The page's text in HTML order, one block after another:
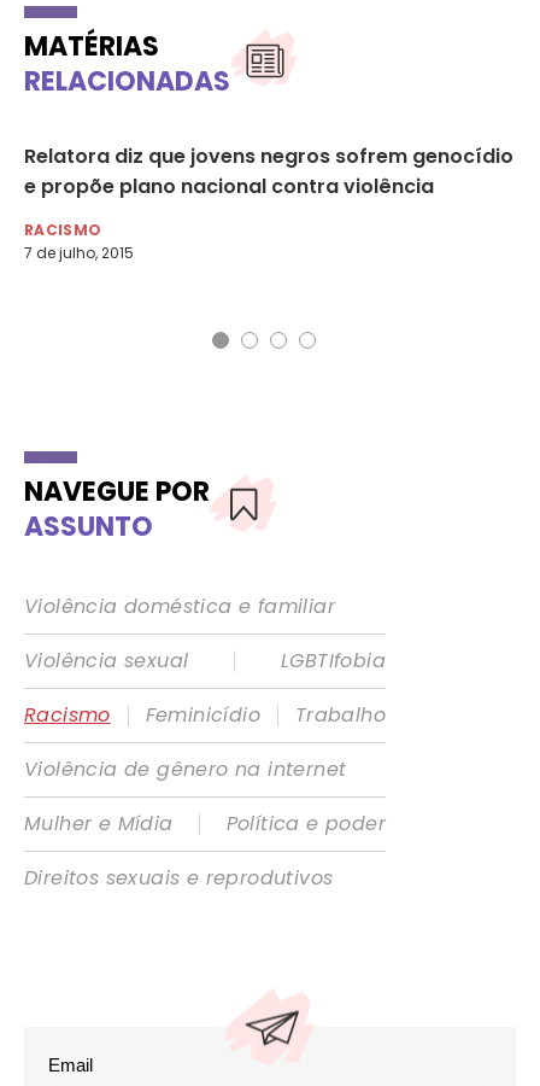
MATÉRIAS
RELACIONADAS
Relatora diz que jovens negros sofrem genocídio
e propõe plano nacional contra violência
RACISMO
7 de julho, 2015
NAVEGUE POR
ASSUNTO
Violência doméstica e familiar
Violência sexual
|
LGBTIfobia
Racismo
| Feminicídio |
Trabalho
Violência de gênero na internet
Mulher e Mídia
|
Política e poder
Direitos sexuais e reprodutivos